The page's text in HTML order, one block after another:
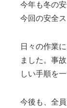
今年も冬の
今回の安全
日々の作業
ました。事
しい手順を
今後も、全